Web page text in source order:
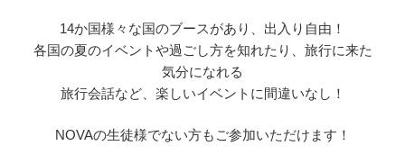
14か国様々な国のブースがあり、出入り自由！
各国の夏のイベントや過ごし方を知れたり、旅行に来た
気分になれる
旅行会話など、楽しいイベントに間違いなし！
NOVAの生徒様でない方もご参加いただけます！